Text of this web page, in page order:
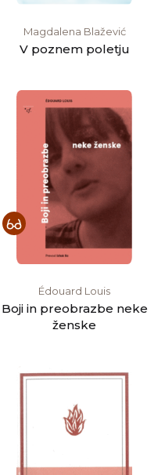
Magdalena Blažević
V poznem poletju
Édouard Louis
Boji in preobrazbe neke
ženske